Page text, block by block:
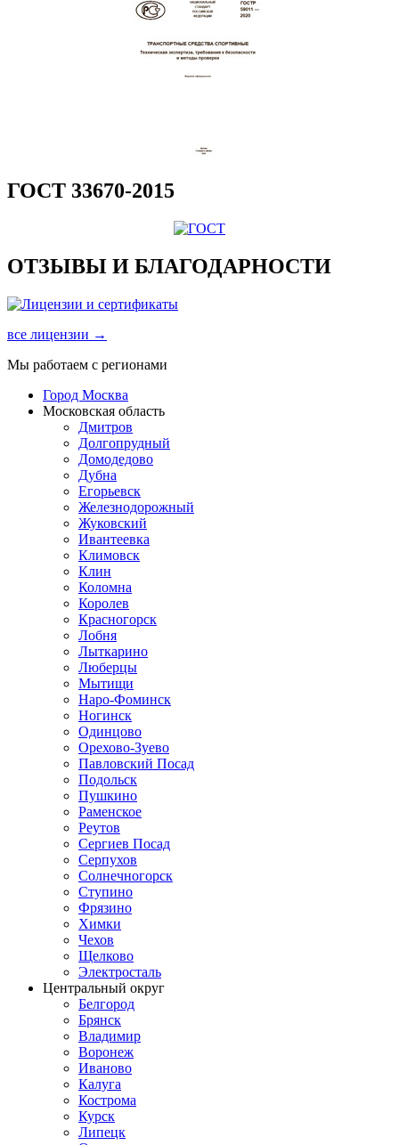
ГОСТ 33670-2015
ОТЗЫВЫ И БЛАГОДАРНОСТИ
все лицензии →
Мы работаем с регионами
Город Москва
Московская область
Дмитров
Долгопрудный
Домодедово
Дубна
Егорьевск
Железнодорожный
Жуковский
Ивантеевка
Климовск
Клин
Коломна
Королев
Красногорск
Лобня
Лыткарино
Люберцы
Мытищи
Наро-Фоминск
Ногинск
Одинцово
Орехово-Зуево
Павловский Посад
Подольск
Пушкино
Раменское
Реутов
Сергиев Посад
Серпухов
Солнечногорск
Ступино
Фрязино
Химки
Чехов
Щелково
Электросталь
Центральный округ
Белгород
Брянск
Владимир
Воронеж
Иваново
Калуга
Кострома
Курск
Липецк